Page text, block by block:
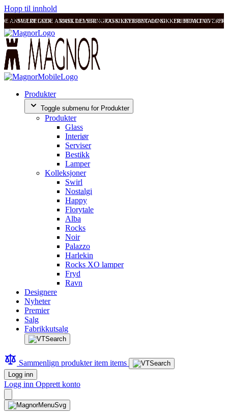
Hopp til innhold
ANMELDELSER RASK LEVERING OG SIKKER BETALING FRI FRAKT OVER
SVÆRT GODE ANMELDELSER RASK LEVERING OG SIKKER BETALING
Produkter
Toggle submenu for Produkter
Produkter
Glass
Interiør
Serviser
Bestikk
Lamper
Kolleksjoner
Swirl
Nostalgi
Happy
Florytale
Alba
Rocks
Noir
Palazzo
Harlekin
Rocks XO lamper
Fryd
Ravn
Designere
Nyheter
Premier
Salg
Fabrikkutsalg
Sammenlign produkteritem items
Logg inn
Logg inn Opprett konto